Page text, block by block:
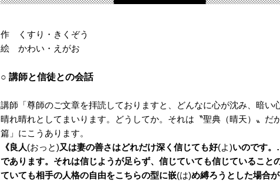
作 くすり・きくぞう
絵 かわい・えがお
○ 講師と信徒との会話
講師「尊師のご文章を拝読しておりますと、どんなに心が沈み、暗い
晴れ晴れとしてまいります。どうしてか。それは〝聖典（晴天）〟だ
篇」にこうあります。
《良人(おっと)又は妻の善さはどれだけ深く信じても好(よ)いのです
であります。それは信じようが足らず、信じていても信じていること
ていても相手の人格の自由をこちらの型に嵌(は)め縛ろうとした場合